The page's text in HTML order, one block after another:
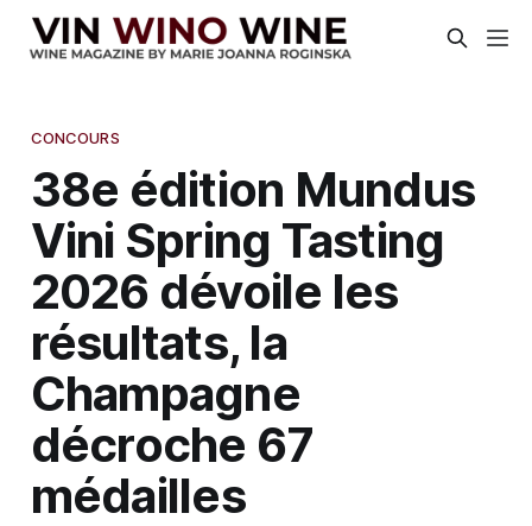
CONCOURS
38e édition Mundus
Vini Spring Tasting
2026 dévoile les
résultats, la
Champagne
décroche 67
médailles